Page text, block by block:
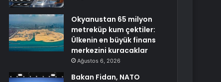
Okyanustan 65 milyon
metreküp kum çektiler:
Ülkenin en büyük finans
merkezini kuracaklar
Ağustos 6, 2026
Bakan Fidan, NATO